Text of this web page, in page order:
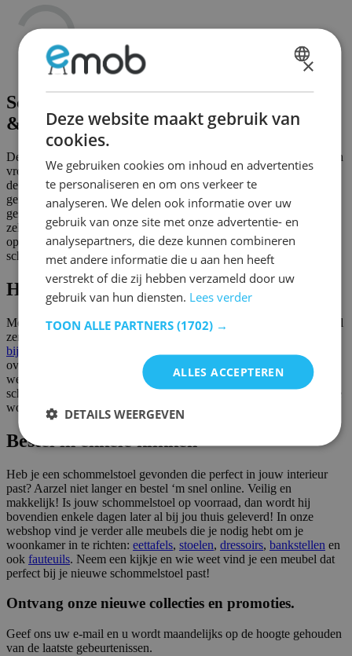
Schommelstoelen: van oubollig naar hip
& trendy
De tijd dat schommelstoelen doen denken aan stoffige interieurs van
vroeger, ligt al lang achter ons. We durven zelfs zo ver te gaan om
de schommelstoel opnieuw hip en trendy te noemen! De nieuwe
generatie schommelstoelen werd in een nieuw, modern jasje
gestoken en is daarmee helemaal terug van weggeweest. Er zijn
zelfs heel wat moderne variaties op de markt die amper nog lijken
op de klassieker van vroeger, zoals de gliding chair of de lounge
schommelstoel. Ideaal voor in moderne interieurs!
Heerlijk relaxen in een schommelstoel
Met een schommelstoel creëer je een plekje in huis waar je helemaal
zen wordt. Voeg een dik kussen en warme plaid toe, eventueel een
bijzettafeltje
over een knus en persoonlijk plekje waar je even rustig kan
wegdommelen of ongestoord je favoriete boek kan lezen. De
schommelstoel, dat is een nostalgisch accessoire in je interieur dat je
woonkamer helemaal af maakt.
Bestel in enkele klikken
Heb je een schommelstoel gevonden die perfect in jouw interieur
past? Aarzel niet langer en bestel ‘m snel online. Veilig en
makkelijk! Is jouw schommelstoel op voorraad, dan wordt hij
bovendien enkele dagen later al bij jou thuis geleverd! In onze
webshop vind je verder alle meubels die je nodig hebt om je
woonkamer in te richten: eettafels, stoelen, dressoirs, bankstellen en
ook fauteuils. Neem een kijkje en wie weet vind je een meubel dat
perfect bij je nieuwe schommelstoel past!
Ontvang onze nieuwe collecties en promoties.
Geef ons uw e-mail en u wordt maandelijks op de hoogte gehouden
van de laatste gebeurtenissen.
×
Deze website maakt gebruik van
cookies.
We gebruiken cookies om inhoud en advertenties
te personaliseren en om ons verkeer te
analyseren. We delen ook informatie over uw
gebruik van onze site met onze advertentie- en
analysepartners, die deze kunnen combineren
met andere informatie die u aan hen heeft
verstrekt of die zij hebben verzameld door uw
gebruik van hun diensten. Lees verder
TOON ALLE PARTNERS (1702) →
ALLES ACCEPTEREN
DETAILS WEERGEVEN